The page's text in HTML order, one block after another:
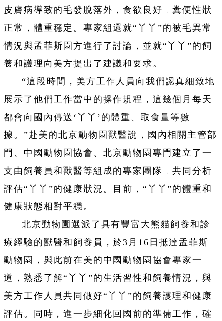
皮膚病導致的毛發脫落外，食欲良好，糞便性狀
正常，體重穩定。專家組還就“丫丫”的被毛異常
情況與孟菲斯園方進行了討論，並就“丫丫”的飼
養和護理向美方提出了建議和要求。
“這段時間，美方工作人員向我們認真細致地
展示了他們工作當中的操作規程，這幾個月每天
都會向國內傳送‘丫丫’的體重、取食量等數
據。”赴美的北京動物園獸醫說，國內相關主管部
門、中國動物園協會、北京動物園專門建立了一
支由飼養員和獸醫等組成的專家團隊，共同分析
評估“丫丫”的健康狀況。目前，“丫丫”的體重和
健康狀態相對平穩。
北京動物園選派了具有豐富大熊貓飼養和診
療經驗的獸醫和飼養員，於3月16日抵達孟菲斯
動物園，與此前在美的中國動物園協會專家一
道，熟悉了解“丫丫”的生活習性和飼養情況，與
美方工作人員共同做好“丫丫”的飼養護理和健康
評估。同時，進一步細化回國前的準備工作，確